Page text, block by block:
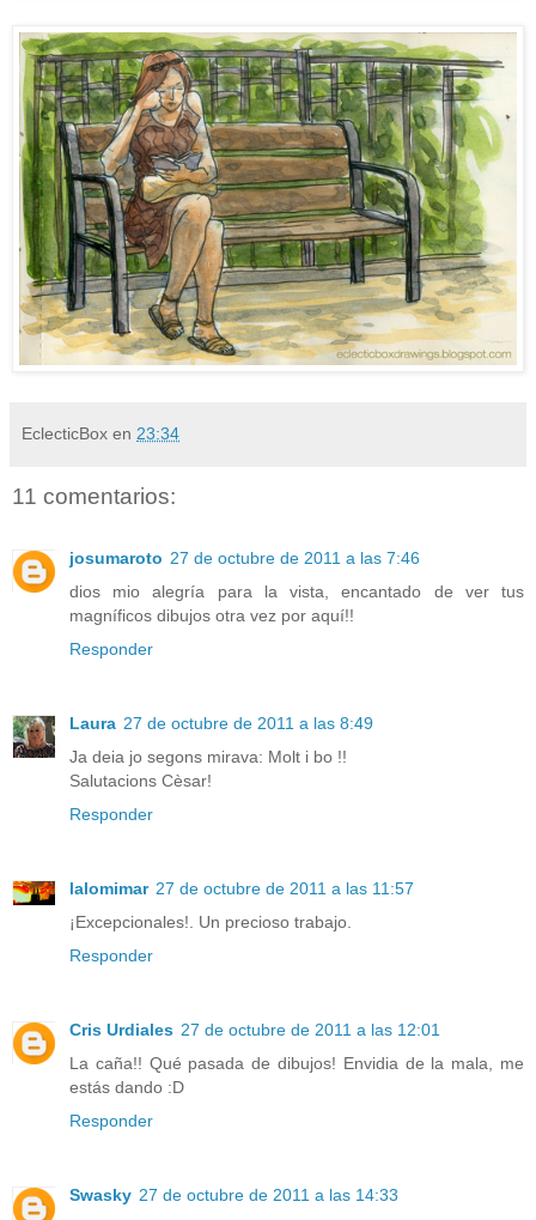
EclecticBox en 23:34
11 comentarios:
josumaroto 27 de octubre de 2011 a las 7:46
dios mio alegría para la vista, encantado de ver tus
magníficos dibujos otra vez por aquí!!
Responder
Laura 27 de octubre de 2011 a las 8:49
Ja deia jo segons mirava: Molt i bo !!
Salutacions Cèsar!
Responder
lalomimar 27 de octubre de 2011 a las 11:57
¡Excepcionales!. Un precioso trabajo.
Responder
Cris Urdiales 27 de octubre de 2011 a las 12:01
La caña!! Qué pasada de dibujos! Envidia de la mala, me
estás dando :D
Responder
Swasky 27 de octubre de 2011 a las 14:33